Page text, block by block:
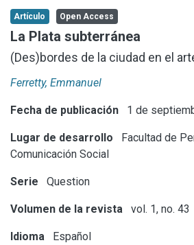
Aportar material
Statistics
Artículo Open Access
La Plata subterránea
(Des)bordes de la ciudad en el
Ferretty, Emmanuel
Fecha de publicación 1 de
Lugar de desarrollo
Facultad de
Comunicación Social
Serie Question
Volumen de la revista vol. 1, no. 43
Idioma Español